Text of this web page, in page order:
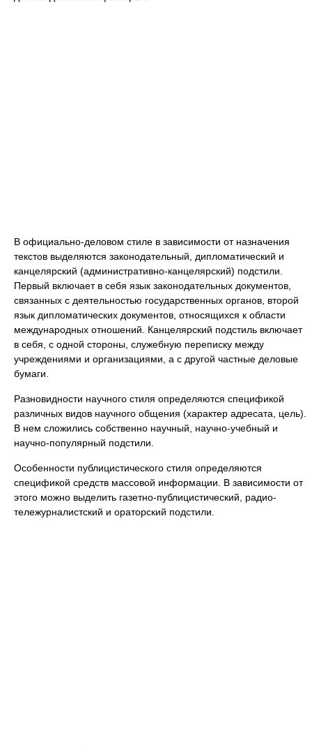
В официально-деловом стиле в зависимости от назначения
текстов выделяются законодательный, дипломатический и
канцелярский (административно-канцелярский) подстили.
Первый включает в себя язык законодательных документов,
связанных с деятельностью государственных органов, второй
язык дипломатических документов, относящихся к области
международных отношений. Канцелярский подстиль включает
в себя, с одной стороны, служебную переписку между
учреждениями и организациями, а с другой частные деловые
бумаги.
Разновидности научного стиля определяются спецификой
различных видов научного общения (характер адресата, цель).
В нем сложились собственно научный, научно-учебный и
научно-популярный подстили.
Особенности публицистического стиля определяются
спецификой средств массовой информации. В зависимости от
этого можно выделить газетно-публицистический, радио-
тележурналистский и ораторский подстили.